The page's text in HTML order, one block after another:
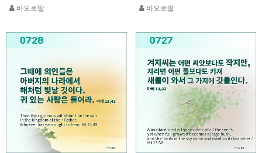
바오로딸
바오로딸